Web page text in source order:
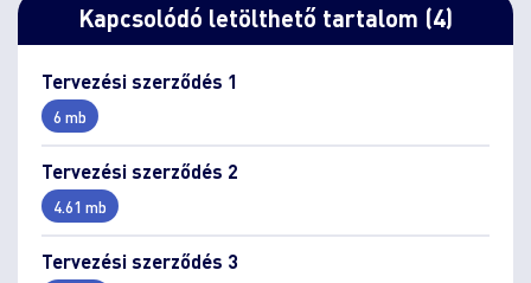
Kapcsolódó letölthető tartalom (4)
Tervezési szerződés 1
6 mb
Tervezési szerződés 2
4.61 mb
Tervezési szerződés 3